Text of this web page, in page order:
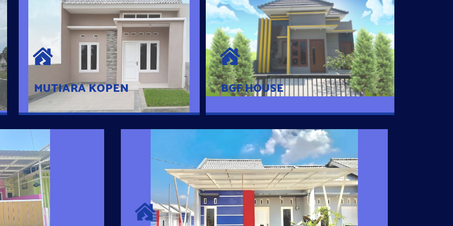
MUTIARA KOPEN
MUTIARA KOPEN
Hunian nyaman dengan suasana
pedesaan. 10 menit dari pusat kota, 2
menit dari Ring Road
BGF HOUSE
BGF HOUSE
Hunian Mewah Pusat Kota dengan fasilitas
Free Desain, Dapur, Parkir Mobil dengan 3
Kamar Tidur dan 2 Kamar Mandi.
Pintar
rumahnya dengan
SURYA MADANI SATU
Satu-satunya Hunian nyaman dengan harga subsidi hanya 100
jutaan dengan lokasi strategis di Tuban